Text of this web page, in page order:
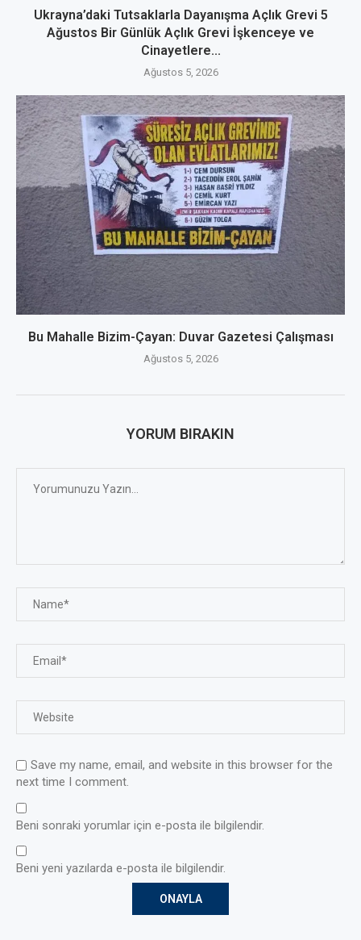
Ukrayna’daki Tutsaklarla Dayanışma Açlık Grevi 5
Ağustos Bir Günlük Açlık Grevi İşkenceye ve
Cinayetlere...
Ağustos 5, 2026
Bu Mahalle Bizim-Çayan: Duvar Gazetesi Çalışması
Ağustos 5, 2026
YORUM BIRAKIN
Save my name, email, and website in this browser for the
next time I comment.
Beni sonraki yorumlar için e-posta ile bilgilendir.
Beni yeni yazılarda e-posta ile bilgilendir.